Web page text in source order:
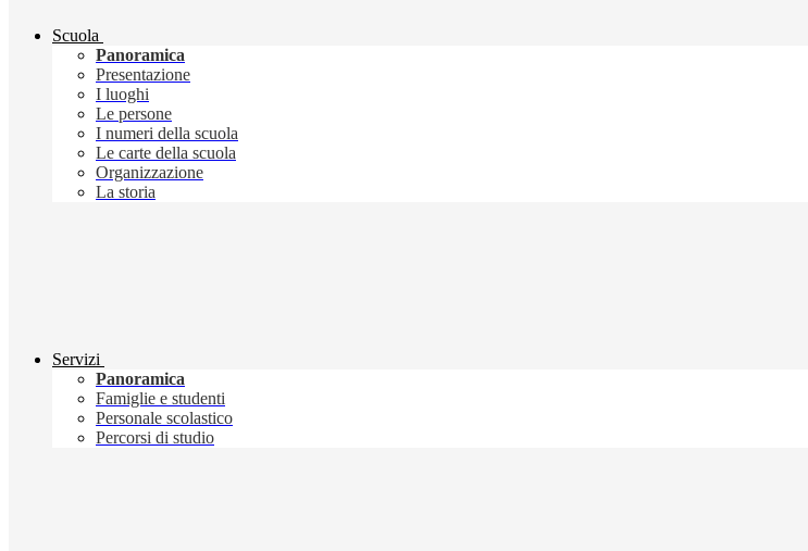
Scuola
Panoramica
Presentazione
I luoghi
Le persone
I numeri della scuola
Le carte della scuola
Organizzazione
La storia
Servizi
Panoramica
Famiglie e studenti
Personale scolastico
Percorsi di studio